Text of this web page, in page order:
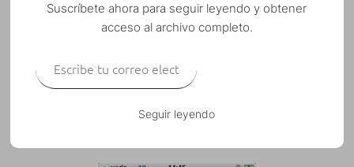
Aplicaciones
Cydia Personalización · 9 febrero, 2009 ·
1 Minuto de lectura
nos permite colocar el reloj de la barra
Suscríbete ahora para seguir leyendo y obtener
acceso al archivo completo.
Seguir leyendo